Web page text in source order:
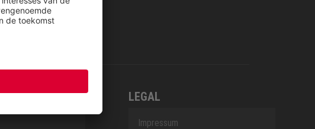
LEGAL
Impressum